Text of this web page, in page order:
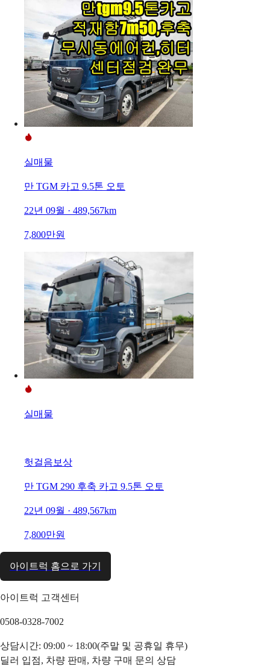
실매물
만 TGM 카고 9.5톤 오토
22년 09월 · 489,567km
7,800만원
실매물
헛걸음보상
만 TGM 290 후축 카고 9.5톤 오토
22년 09월 · 489,567km
7,800만원
아이트럭 홈으로 가기
아이트럭 고객센터
0508-0328-7002
상담시간: 09:00 ~ 18:00(주말 및 공휴일 휴무)
딜러 입점, 차량 판매, 차량 구매 문의 상담